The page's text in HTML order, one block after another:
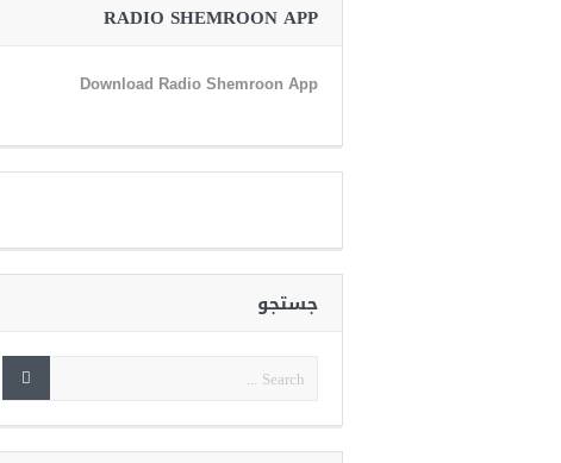
RADIO SHEMROON APP
Download Radio Shemroon App
جستجو